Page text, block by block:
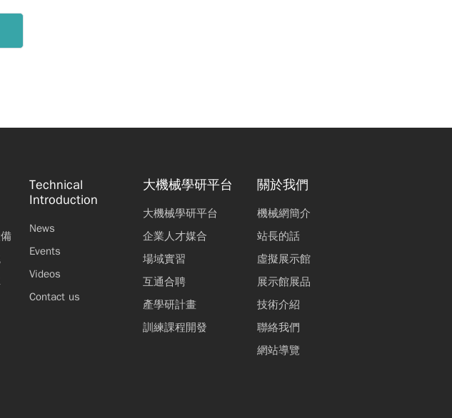
Technical
Introduction
News
Events
Videos
Contact us
大機械學研平台
大機械學研平台
企業人才媒合
場域實習
互通合聘
產學研計畫
訓練課程開發
關於我們
機械網簡介
站長的話
虛擬展示館
展示館展品
技術介紹
聯絡我們
網站導覽